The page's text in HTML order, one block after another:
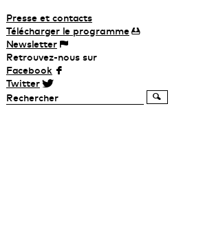
Presse et contacts
Télécharger leprogramme
Newsletter
Retrouvez-nous sur
Facebook
Twitter